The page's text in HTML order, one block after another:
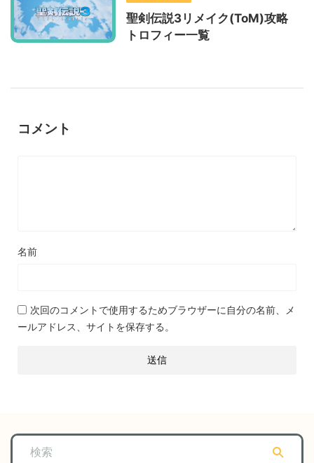
聖剣伝説3リメイク(ToM)攻略
トロフィー一覧
コメント
名前
次回のコメントで使用するためブラウザーに自分の名前、メ
ールアドレス、サイトを保存する。